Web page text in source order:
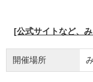
[公式サイトなど、
開催場所